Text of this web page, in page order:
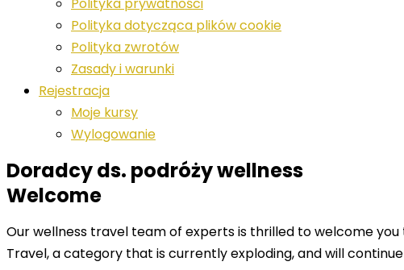
Polityka dotycząca plików cookie
Polityka zwrotów
Zasady i warunki
Rejestracja
Moje kursy
Wylogowanie
Doradcy ds. podróży wellness
Welcome
Our wellness travel team of experts is thrilled to welcome
Travel, a category that is currently exploding, and will